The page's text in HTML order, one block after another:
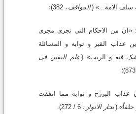
سلف الامة...» (المواقف ، 382)؛
من الاحکام التى تجرى مجرى
عذاب القبر و ثوابه و المسائلة
فیه و الریب» ( علم الیقین فى
البرزخ و ثوابه مما اتفقت
خلفاً» (بحار الانوار ، 6 / 272).